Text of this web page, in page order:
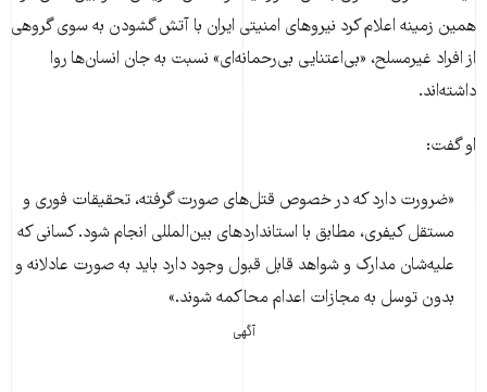
همین زمینه اعلام کرد نیروهای امنیتی ایران با آتش گشودن به سوی گروهی
از افراد غیرمسلح، «بی‌اعتنایی بی‌رحمانه‌ای» نسبت به جان انسان‌ها روا
داشته‌اند.
او گفت:
«ضرورت دارد که در خصوص قتل‌های صورت گرفته، تحقیقات فوری و
مستقل کیفری، مطابق با استانداردهای بین‌المللی انجام شود. کسانی که
علیه‌شان مدارک و شواهد قابل قبول وجود دارد باید به صورت عادلانه و
بدون توسل به مجازات اعدام محاکمه شوند.»
آگهی